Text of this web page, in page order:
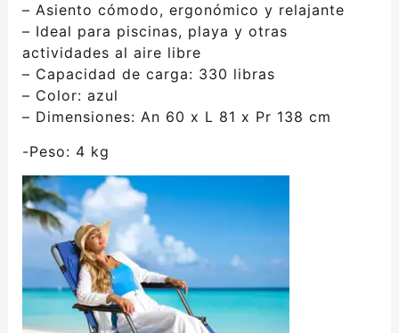
– Asiento cómodo, ergonómico y relajante
– Ideal para piscinas, playa y otras
actividades al aire libre
– Capacidad de carga: 330 libras
– Color: azul
– Dimensiones: An 60 x L 81 x Pr 138 cm
-Peso: 4 kg